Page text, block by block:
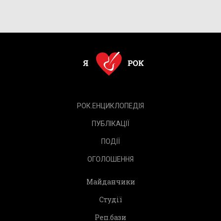
РОК.ЕНЦИКЛОПЕДІЯ
ПУБЛІКАЦІЇ
ПОДІЇ
ОГОЛОШЕННЯ
Майданчики
Студії
Реп.бази